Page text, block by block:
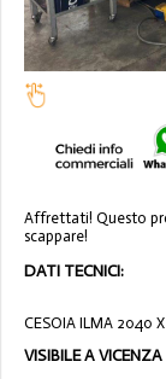
Affrettati! Questo
scappare!
DATI TECNICI:
CESOIA ILMA 2040
VISIBILE A VICENZA